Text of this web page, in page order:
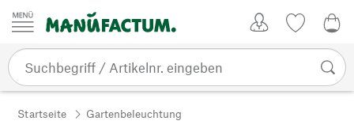
Zum Inhalt springen
Startseite Gartenbeleuchtung